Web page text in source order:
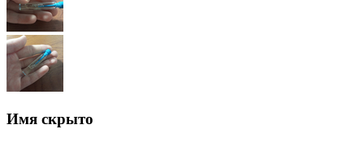
Имя скрыто